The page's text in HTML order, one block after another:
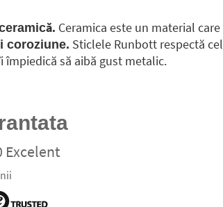
Ceramica este un material
coroziune. Sticlele Runbott respectă
împiedică să aibă gust metalic.
Excelent